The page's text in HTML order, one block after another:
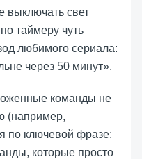
выключать свет
таймеру чуть
любимого сериала:
через 50 минут».
команды не
(например,
по ключевой фразе:
которые просто